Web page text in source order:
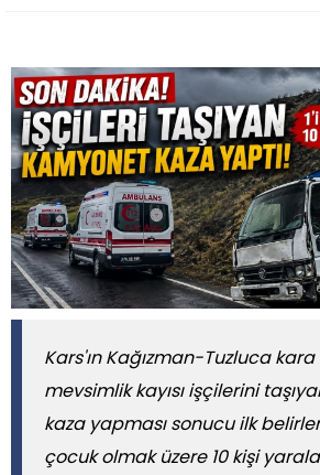
Kars'ın Kağızman-Tuzluca
mevsimlik kayısı işçilerini
kaza yapması sonucu ilk
çocuk olmak üzere 10 kişi